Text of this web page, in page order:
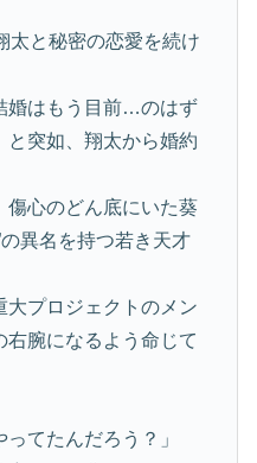
太と秘密の恋愛を続け
婚はもう目前…のはず
と突如、翔太から婚約
傷心のどん底にいた葵
異名を持つ若き天才
大プロジェクトのメン
腕になるよう命じて
てたんだろう？」